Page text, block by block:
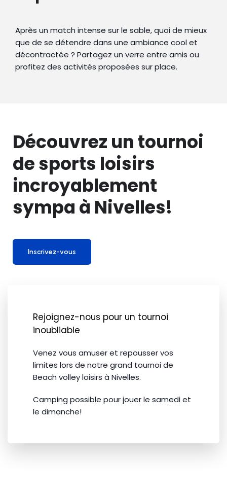
Après un match intense sur le sable, quoi de mieux
que de se détendre dans une ambiance cool et
décontractée ? Partagez un verre entre amis ou
profitez des activités proposées sur place.
Découvrez un tournoi
de sports loisirs
incroyablement
sympa à Nivelles!
Inscrivez-vous
Rejoignez-nous pour un tournoi
inoubliable
Venez vous amuser et repousser vos
limites lors de notre grand tournoi de
Beach volley loisirs à Nivelles.
Camping possible pour jouer le samedi et
le dimanche!